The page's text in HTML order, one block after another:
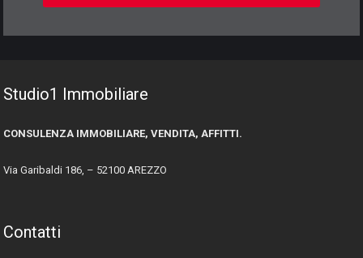
Studio1 Immobiliare
CONSULENZA IMMOBILIARE, VENDITA, AFFITTI.
Via Garibaldi 186, – 52100 AREZZO
Contatti